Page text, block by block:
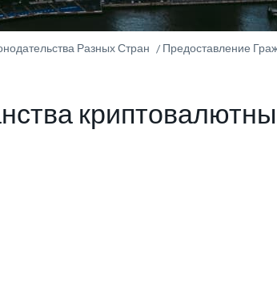
Разных Стран Предоставление